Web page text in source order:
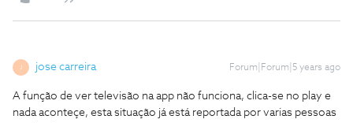
jose carreira Forum|Forum|5 years ago
A função de ver televisão na app não funciona, clica-se no play e
nada aconteçe, esta situação já está reportada por varias pessoas